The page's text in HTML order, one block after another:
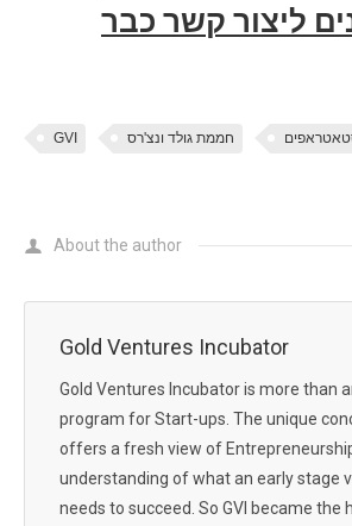
ליצור קשר כבר
GVI חממת גולד ונצ'רס
About the author
Gold Ventures Incubator
Gold Ventures Incubator is more than
program for Start-ups. The unique
offers a fresh view of
understanding of what an early stage
needs to succeed. So GVI became the